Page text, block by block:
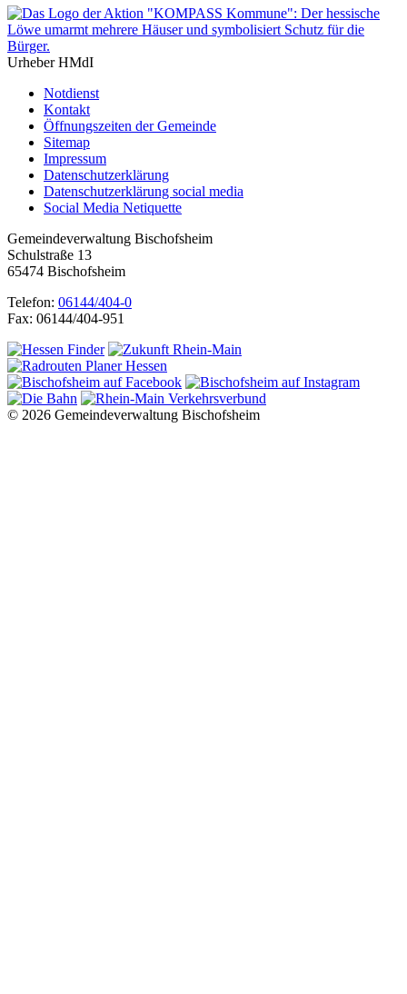
Urheber HMdI
Notdienst
Kontakt
Öffnungszeiten der Gemeinde
Sitemap
Impressum
Datenschutzerklärung
Datenschutzerklärung social media
Social Media Netiquette
Gemeindeverwaltung Bischofsheim
Schulstraße 13
65474 Bischofsheim
Telefon: 06144/404-0
Fax: 06144/404-951
© 2026 Gemeindeverwaltung Bischofsheim